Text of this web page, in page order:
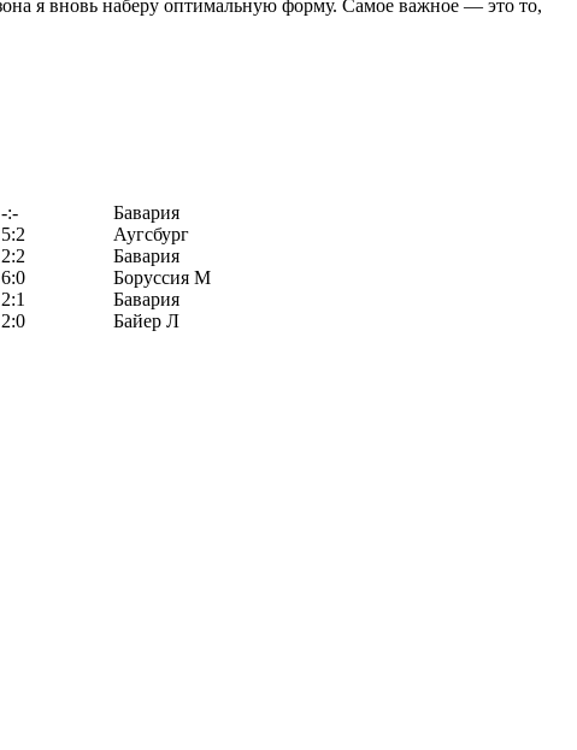
я вновь наберу оптимальную форму. Самое важное — это то,
-:-
Бавария
5:2
Аугсбург
2:2
Бавария
6:0
Боруссия М
2:1
Бавария
2:0
Байер Л